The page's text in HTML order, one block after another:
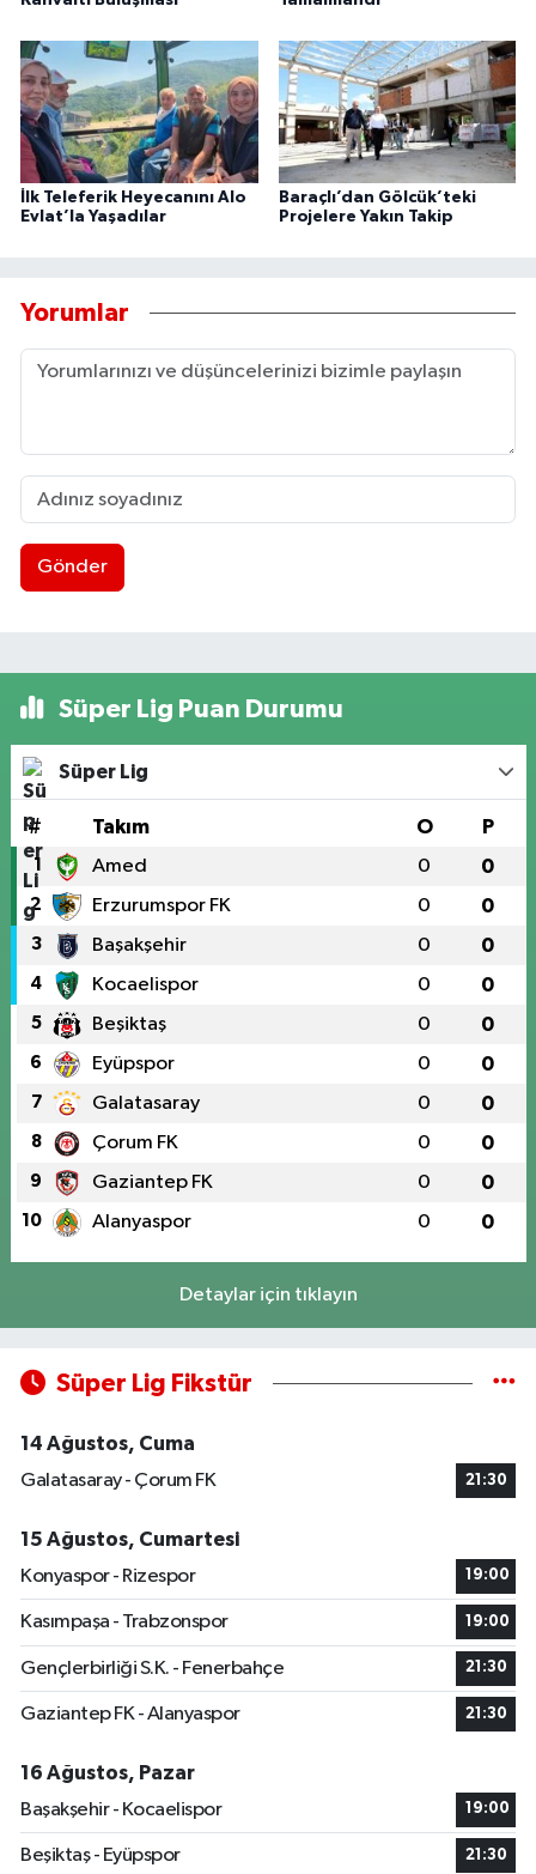
İlk Teleferik Heyecanını Alo
Evlat’la Yaşadılar
Baraçlı’dan Gölcük’teki
Projelere Yakın Takip
Yorumlar
Gönder
Süper Lig Puan Durumu
Süper Lig
# Takım O P
1 Amed 0 0
2 Erzurumspor FK 0 0
3 Başakşehir 0 0
4 Kocaelispor 0 0
5 Beşiktaş 0 0
6 Eyüpspor 0 0
7 Galatasaray 0 0
8 Çorum FK 0 0
9 Gaziantep FK 0 0
10 Alanyaspor 0 0
Detaylar için tıklayın
Süper Lig Fikstür
14 Ağustos, Cuma
Galatasaray - Çorum FK
21:30
15 Ağustos, Cumartesi
Konyaspor - Rizespor
19:00
Kasımpaşa - Trabzonspor 19:00
Gençlerbirliği S.K. - Fenerbahçe 21:30
Gaziantep FK - Alanyaspor 21:30
16 Ağustos, Pazar
Başakşehir - Kocaelispor
19:00
Beşiktaş - Eyüpspor 21:30